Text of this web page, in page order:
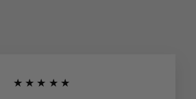
★★★★★